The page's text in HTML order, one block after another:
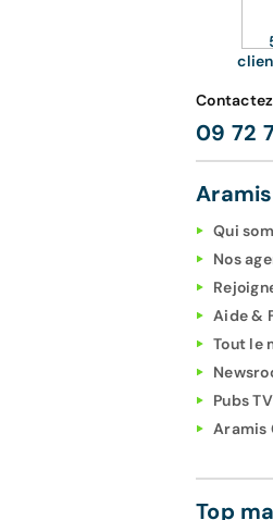
09 72
Qui
Nos
Aide &
Tout le
Pubs
Aramis
Top